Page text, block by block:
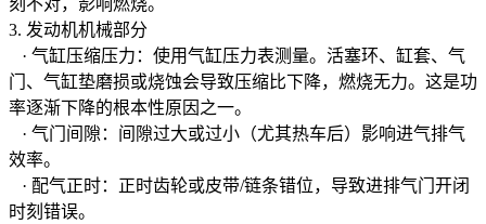
3. 发动机机械部分
· 气缸压缩压力：使用气缸压力表测量。活塞环、缸套、气
门、气缸垫磨损或烧蚀会导致压缩比下降，燃烧无力。这是功
率逐渐下降的根本性原因之一。
· 气门间隙：间隙过大或过小（尤其热车后）影响进气排气
效率。
· 配气正时：正时齿轮或皮带/链条错位，导致进排气门开闭
时刻错误。